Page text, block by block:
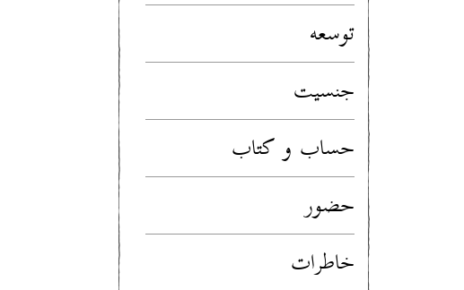
توسعه
جنسیت
حساب و کتاب
حضور
خاطرات